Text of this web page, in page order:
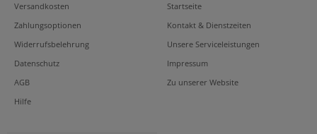
Versandkosten
Zahlungsoptionen
Widerrufsbelehrung
Datenschutz
AGB
Hilfe
Startseite
Kontakt & Dienstzeiten
Unsere Serviceleistungen
Impressum
Zu unserer Website